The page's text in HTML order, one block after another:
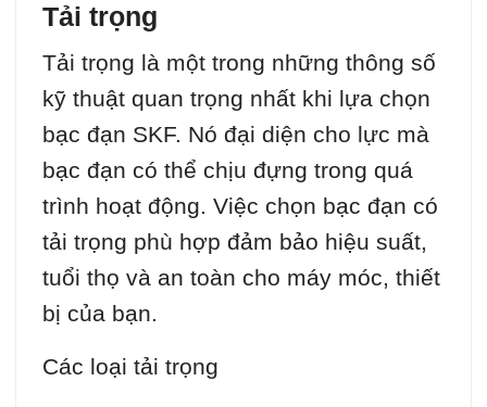
Tải trọng
Tải trọng là một trong những thông số
kỹ thuật quan trọng nhất khi lựa chọn
bạc đạn SKF. Nó đại diện cho lực mà
bạc đạn có thể chịu đựng trong quá
trình hoạt động. Việc chọn bạc đạn có
tải trọng phù hợp đảm bảo hiệu suất,
tuổi thọ và an toàn cho máy móc, thiết
bị của bạn.
Các loại tải trọng